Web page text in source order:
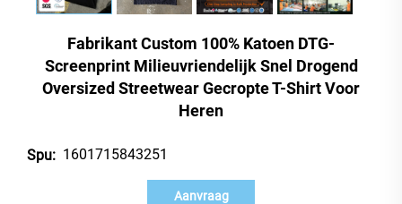
Fabrikant Custom 100% Katoen DTG-
Screenprint Milieuvriendelijk Snel Drogend
Oversized Streetwear Gecropte T-Shirt Voor
Heren
Spu: 1601715843251
Aanvraag